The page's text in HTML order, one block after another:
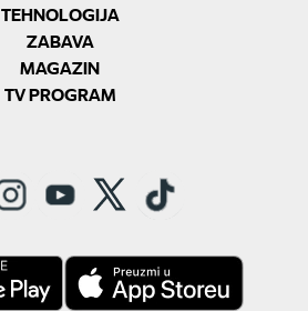
TEHNOLOGIJA
ZABAVA
MAGAZIN
TV PROGRAM